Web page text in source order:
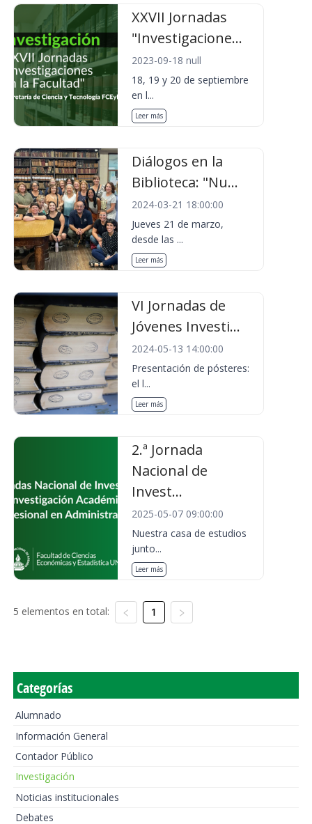
XXVII Jornadas
"Investigacione...
2023-09-18 null
18, 19 y 20 de septiembre
en l...
Leer más
Diálogos en la
Biblioteca: "Nu...
2024-03-21 18:00:00
Jueves 21 de marzo,
desde las ...
Leer más
VI Jornadas de
Jóvenes Investi...
2024-05-13 14:00:00
Presentación de pósteres:
el l...
Leer más
2.ª Jornada
Nacional de
Invest...
2025-05-07 09:00:00
Nuestra casa de estudios
junto...
Leer más
5 elementos en total: 1
Categorías
Alumnado
Información General
Contador Público
Investigación
Noticias institucionales
Debates